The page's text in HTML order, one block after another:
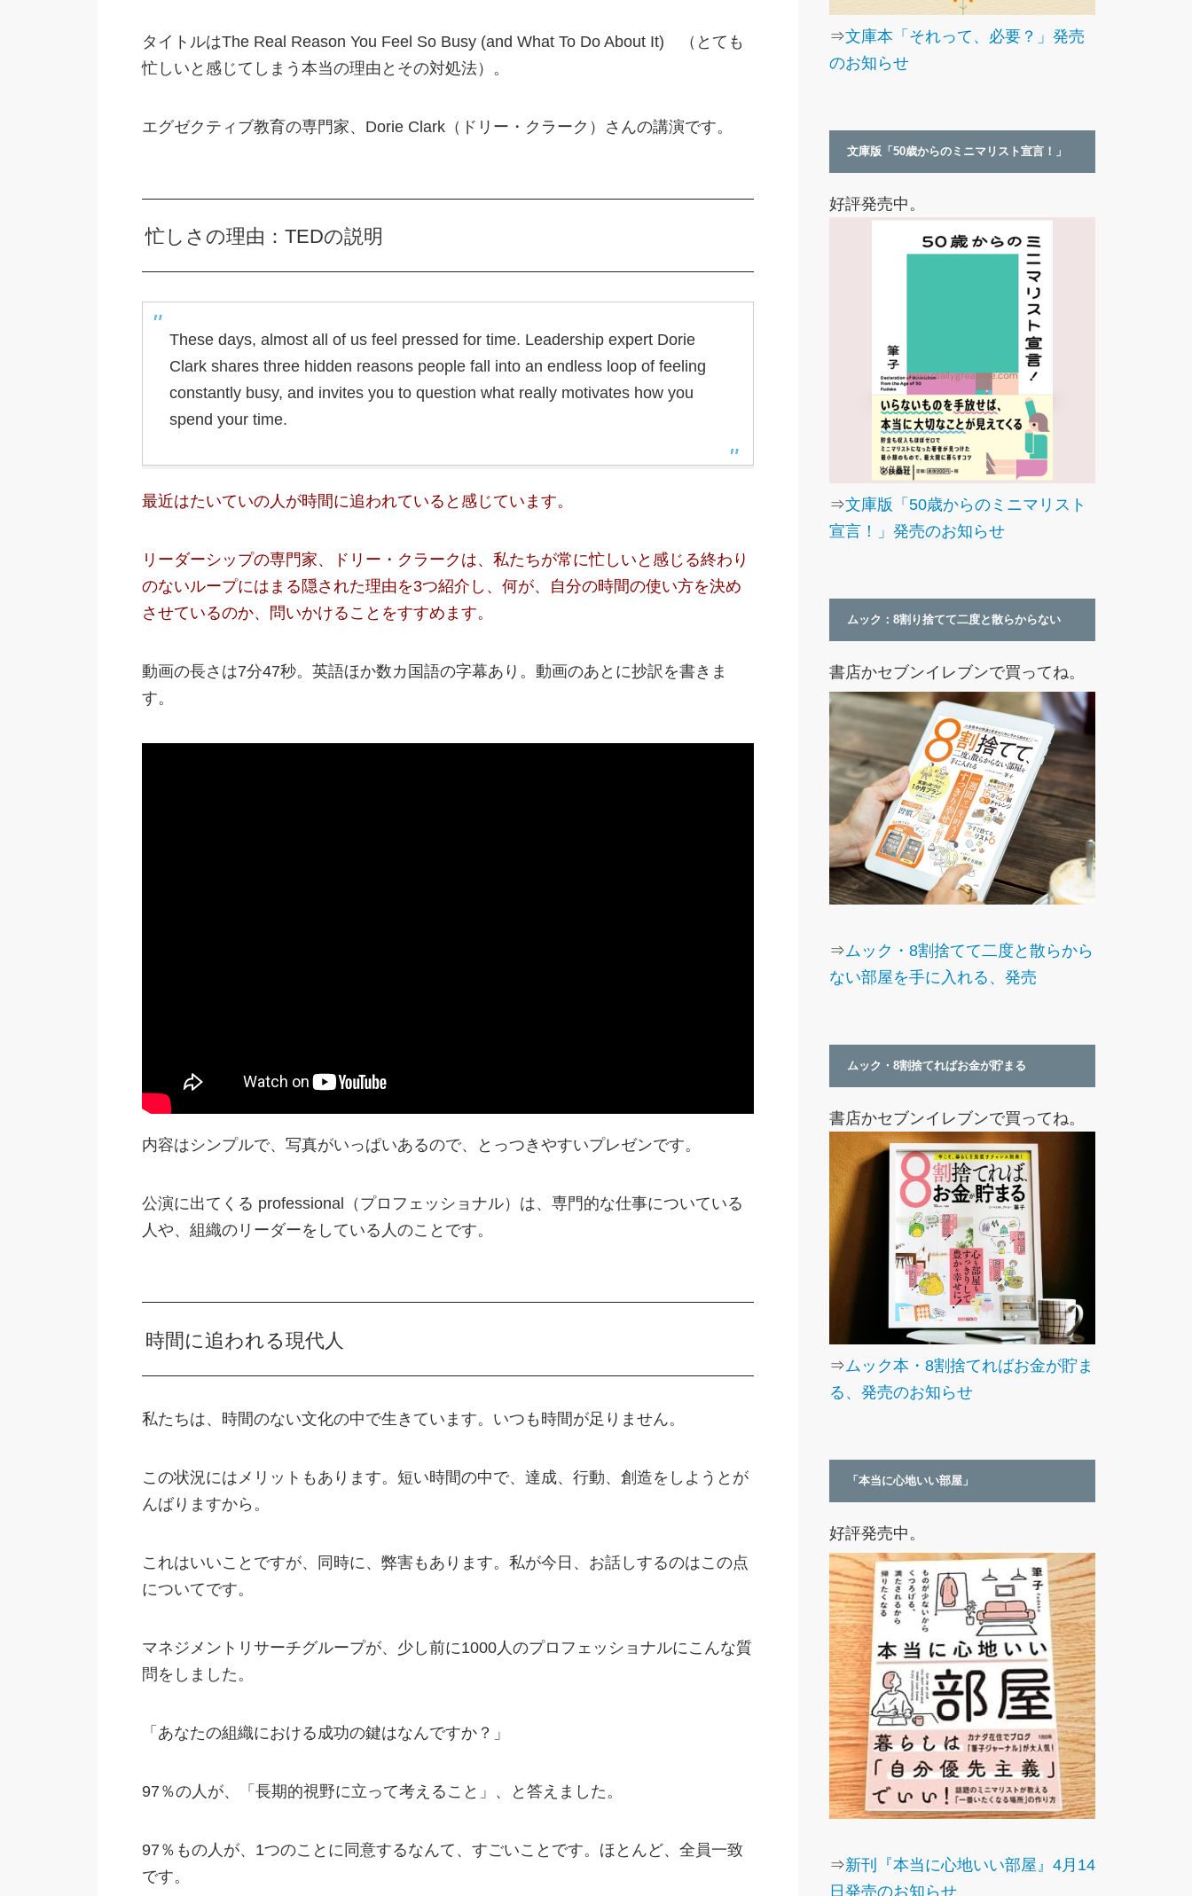
タイトルはThe Real Reason You Feel So Busy (and What To Do About It) （とても
忙しいと感じてしまう本当の理由とその対処法）。
エグゼクティブ教育の専門家、Dorie Clark（ドリー・クラーク）さんの講演です。
忙しさの理由：TEDの説明
These days, almost all of us feel pressed for time. Leadership expert Dorie
Clark shares three hidden reasons people fall into an endless loop of feeling
constantly busy, and invites you to question what really motivates how you
spend your time.
最近はたいていの人が時間に追われていると感じています。
リーダーシップの専門家、ドリー・クラークは、私たちが常に忙しいと感じる終わり
のないループにはまる隠された理由を3つ紹介し、何が、自分の時間の使い方を決め
させているのか、問いかけることをすすめます。
動画の長さは7分47秒。英語ほか数カ国語の字幕あり。動画のあとに抄訳を書きま
す。
内容はシンプルで、写真がいっぱいあるので、とっつきやすいプレゼンです。
公演に出てくる professional（プロフェッショナル）は、専門的な仕事についている
人や、組織のリーダーをしている人のことです。
時間に追われる現代人
私たちは、時間のない文化の中で生きています。いつも時間が足りません。
この状況にはメリットもあります。短い時間の中で、達成、行動、創造をしようとが
んばりますから。
これはいいことですが、同時に、弊害もあります。私が今日、お話しするのはこの点
についてです。
マネジメントリサーチグループが、少し前に1000人のプロフェッショナルにこんな質
問をしました。
「あなたの組織における成功の鍵はなんですか？」
97％の人が、「長期的視野に立って考えること」、と答えました。
97％もの人が、1つのことに同意するなんて、すごいことです。ほとんど、全員一致
です。
⇒文庫本「それって、必要？」発売
のお知らせ
文庫版「50歳からのミニマリスト宣言！」
好評発売中。
⇒文庫版「50歳からのミニマリスト
宣言！」発売のお知らせ
ムック：8割り捨てて二度と散らからない
書店かセブンイレブンで買ってね。
⇒ムック・8割捨てて二度と散らから
ない部屋を手に入れる、発売
ムック・8割捨てればお金が貯まる
書店かセブンイレブンで買ってね。
⇒ムック本・8割捨てればお金が貯ま
る、発売のお知らせ
「本当に心地いい部屋」
好評発売中。
⇒新刊『本当に心地いい部屋』4月14
日発売のお知らせ